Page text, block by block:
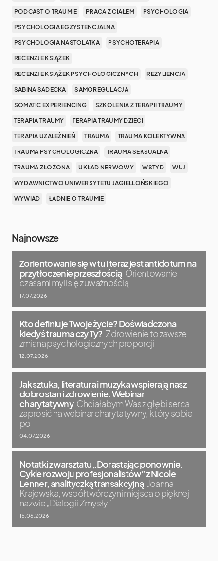
PODCAST O TRAUMIE PRACA Z CIAŁEM PSYCHOLOGIA
PSYCHOLOGIA EGZYSTENCJALNA
PSYCHOLOGIA NASTOLATKA PSYCHOTERAPIA
RECENZJE KSIĄŻEK
RECENZJE KSIĄŻEK PSYCHOLOGICZNYCH REZYLIENCJA
SABINA SADECKA SAMOREGULACJA
SOMATIC EXPERIENCING SZKOLENIA Z TERAPII TRAUMY
TERAPIA TRAUMY TERAPIA TRAUMY DZIECI
TERAPIA UZALEŻNIEŃ TRAUMA TRAUMA KOLEKTYWNA
TRAUMA PSYCHOLOGICZNA TRAUMA SEKSUALNA
TRAUMA ZŁOŻONA UKŁAD NERWOWY WSTYD WUJ
WYDAWNICTWO UNIWERSYTETU JAGIELLOŃSKIEGO
WYWIAD ŁADNIE O TRAUMIE
Najnowsze
Zorientowanie się w tu i teraz jest antidotum na
przytłoczenie przeszłością Orientowanie
czasami myli się z uważnością
17.07.2026
Kto definiuje Twoje życie? Doświadczona
kiedyś trauma czy Ty? Zdrowienie to zawsze
zmiana psychologicznych proporcji
12.07.2026
Jak sztuka, literatura i muzyka wspierają nasz
dobrostan i zdrowienie. Webinar
charytatywny Chciałabym Was z głębi serca
zaprosić na webinar charytatywny, który sobie
po
04.07.2026
Notatki z warsztatu „Dorastając ponownie.
Cykle rozwoju profesjonalistów” z Nicole
Lenner, analityczką transakcyjną Joanna
Krajewska, współtwórczyni miejsca o pięknej
nazwie „Dialogi i Zmysły”
15.06.2026